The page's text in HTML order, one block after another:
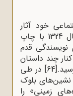
خود آثار
زیادی را به رشتۀ تحریر در آورد. در سال 1324 با چاپ
قدم
چند داستان
[64] در طی
«تات نشین‌های بلوک
زمینی» را